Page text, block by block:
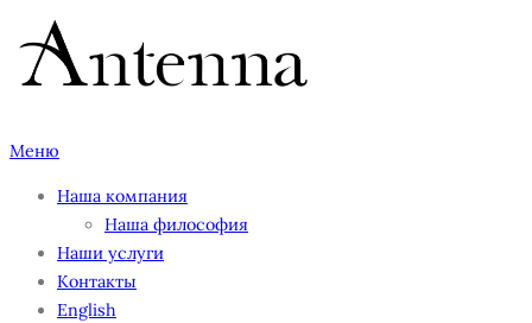
Перейти
содержимому
Меню
Наша компания
Наша философия
Наши услуги
Контакты
English